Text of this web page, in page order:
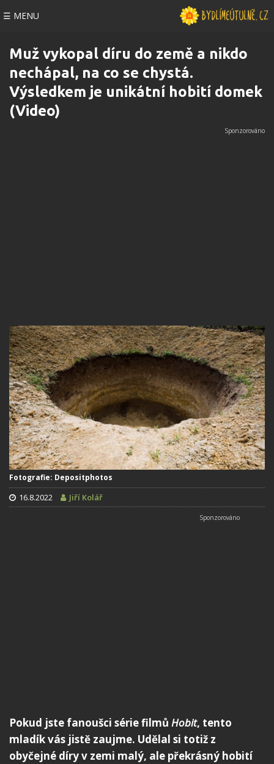
☰ MENU
Muž vykopal díru do země a nikdo
nechápal, na co se chystá.
Výsledkem je unikátní hobití domek
(Video)
Fotografie: Depositphotos
16.8.2022 Jiří Kolář
Pokud jste fanoušci série filmů Hobit, tento
mladík vás jistě zaujme. Udělal si totiž z
obyčejné díry v zemi malý, ale překrásný hobití